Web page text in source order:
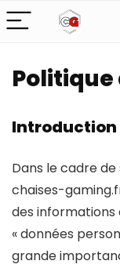
Introduction
Dans le cadre
chaises-
des informations
« données
grande